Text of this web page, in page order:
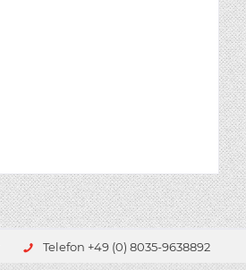
Telefon +49 (0) 8035-9638892